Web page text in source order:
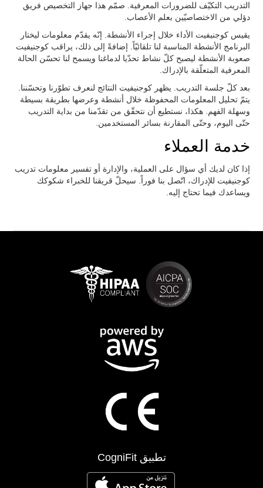
التدريب التكيّف للضرورات المعرفية. صمّم هذا جهاز التخصيص فريق
دؤلي من الاختصاصيّين بعلم الأعصاب.
يقيس كوجنيفيت الأداء خلال إجراء الأنشطة. إنّه يقدّم معلومات ليختار
البرنامج الأنشطة المناسبة لنا تلقائيّاً. إضافةً إلى ذلك، يراقب كوجنيفيت
صعوبة الأنشطة ليصبح كلّ نشاط تحدّيا لدماغنا ويسمح لنا تحسّن الحالة
المعرفية المتعلّقة بالإدراك.
بعد كلّ جلسة التدريب. يظهر كوجنيفيت النتائج لنعرف تطوّرنا وتحسّننا.
يتمّ تحليل المعلومات المحفوظة خلال أنشطة وعرضها بطريقة بسيطة
وسهلة الفهم. هكذا، نستطيع أن نتحقّق من تقدّمنا من بداية التدريب
حتّى اليوم، وحتّى المقارنة بسائر المستخدمين.
خدمة العملاء
إذا كان لديك أي سؤال على العملية، والإدارة أو تفسير معلومات تدريب
كوجنيفيت للإدراك، اتّصل بنا فوراً. سيحلّ قريقنا للخبراء شكوكك
ويساعدك فيما تحتاج إليه.
تطبيق CogniFit